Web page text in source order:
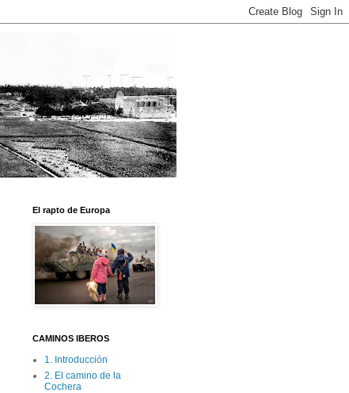
El rapto de Europa
CAMINOS IBEROS
1. Introducción
2. El camino de la
Cochera